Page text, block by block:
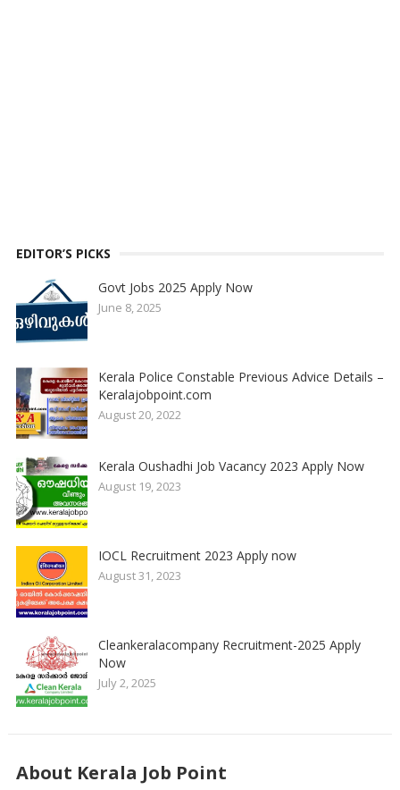
EDITOR’S PICKS
Govt Jobs 2025 Apply Now
June 8, 2025
Kerala Police Constable Previous Advice Details –
Keralajobpoint.com
August 20, 2022
Kerala Oushadhi Job Vacancy 2023 Apply Now
August 19, 2023
IOCL Recruitment 2023 Apply now
August 31, 2023
Cleankeralacompany Recruitment-2025 Apply
Now
July 2, 2025
About Kerala Job Point